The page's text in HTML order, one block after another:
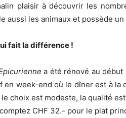
plaisir à découvrir les
aussi les animaux et possède un
fait la différence !
a été rénové au début
en week-end où le dîner est à
choix est modeste, la qualité
CHF 32.- pour le plat